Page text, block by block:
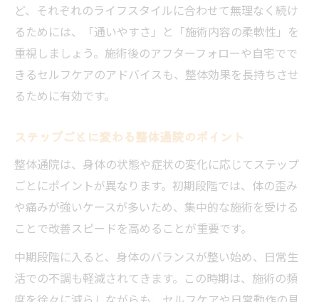
ど、それぞれのライフスタイルに合わせて無理なく続け
るためには、「通いやすさ」と「施術内容の柔軟性」を
重視しましょう。施術後のアフターフォローや自宅でで
きるセルフケアのアドバイスも、整体効果を長持ちさせ
るために有効です。
ステップごとに変わる整体通院のポイント
整体通院は、身体の状態や症状の変化に応じてステップ
ごとにポイントが異なります。初期段階では、体の歪み
や痛みが強いケースが多いため、集中的な施術を受ける
ことで改善スピードを高めることが重要です。
中期段階に入ると、身体のバランスが整い始め、日常生
活での不調も軽減されてきます。この時期は、施術の頻